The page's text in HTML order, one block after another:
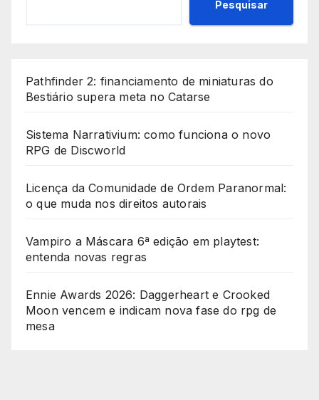
Pesquisar
Pathfinder 2: financiamento de miniaturas do
Bestiário supera meta no Catarse
Sistema Narrativium: como funciona o novo
RPG de Discworld
Licença da Comunidade de Ordem Paranormal:
o que muda nos direitos autorais
Vampiro a Máscara 6ª edição em playtest:
entenda novas regras
Ennie Awards 2026: Daggerheart e Crooked
Moon vencem e indicam nova fase do rpg de
mesa